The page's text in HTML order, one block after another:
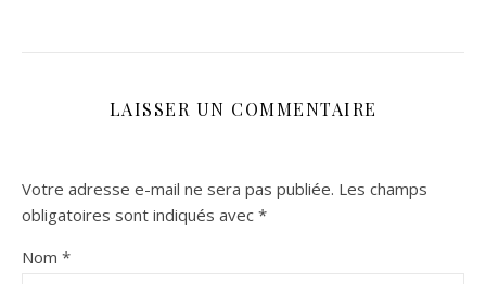
LAISSER UN COMMENTAIRE
Votre adresse e-mail ne sera pas publiée. Les champs
obligatoires sont indiqués avec *
Nom *